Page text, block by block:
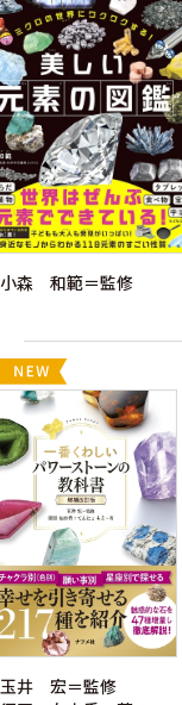
小森 和範＝監修
玉井 宏＝監修